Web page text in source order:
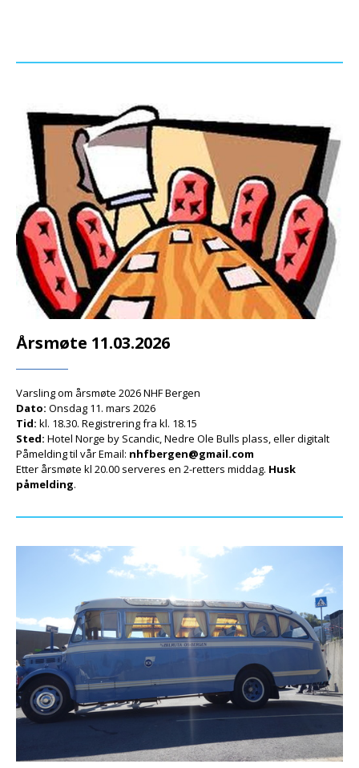
Årsmøte 11.03.2026
Varsling om årsmøte 2026 NHF Bergen
Dato: Onsdag 11. mars 2026
Tid: kl. 18.30. Registrering fra kl. 18.15
Sted: Hotel Norge by Scandic, Nedre Ole Bulls plass, eller digitalt
Påmelding til vår Email: nhfbergen@gmail.com
Etter årsmøte kl 20.00 serveres en 2-retters middag. Husk
påmelding.